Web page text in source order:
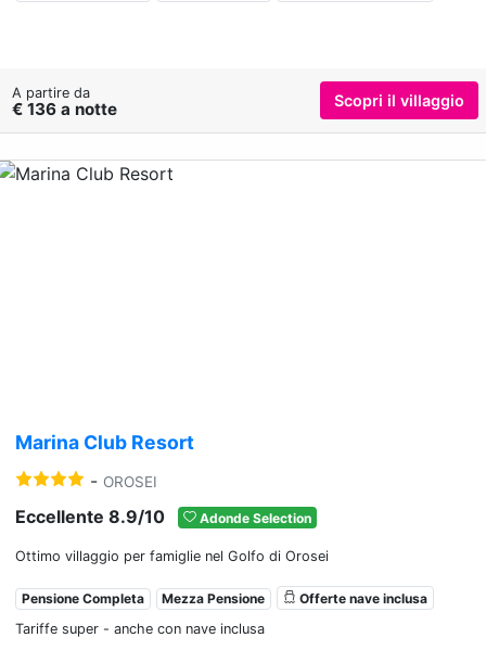
A partire da
€ 136 a notte Scopri il villaggio
Marina Club Resort
- OROSEI
Eccellente 8.9/10 Adonde Selection
Ottimo villaggio per famiglie nel Golfo di Orosei
Pensione Completa Mezza Pensione
Offerte nave inclusa
Tariffe super - anche con nave inclusa